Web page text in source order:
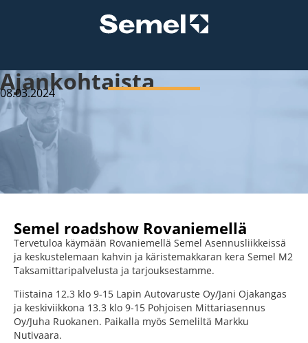
Ajankohtaista
08.03.2024
Semel roadshow Rovaniemellä
Tervetuloa käymään Rovaniemellä Semel Asennusliikkeissä
ja keskustelemaan kahvin ja käristemakkaran kera Semel M2
Taksamittaripalvelusta ja tarjouksestamme.
Tiistaina 12.3 klo 9-15 Lapin Autovaruste Oy/Jani Ojakangas
ja keskiviikkona 13.3 klo 9-15 Pohjoisen Mittariasennus
Oy/Juha Ruokanen. Paikalla myös Semeliltä Markku
Nutivaara.